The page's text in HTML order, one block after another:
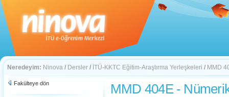
Neredeyim: Ninova / Dersler / İTÜ-KKTC Eğitim-Araştırma Yerleşkeleri / MMD
Fakülteye dön MMD 404E -